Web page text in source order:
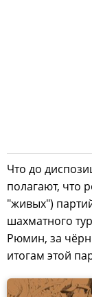
Что до
полагают, что
"живых")
шахматного
Рюмин, за
итогам этой